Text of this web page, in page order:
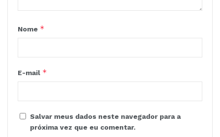
Nome *
E-mail *
Salvar meus dados neste navegador para a
próxima vez que eu comentar.